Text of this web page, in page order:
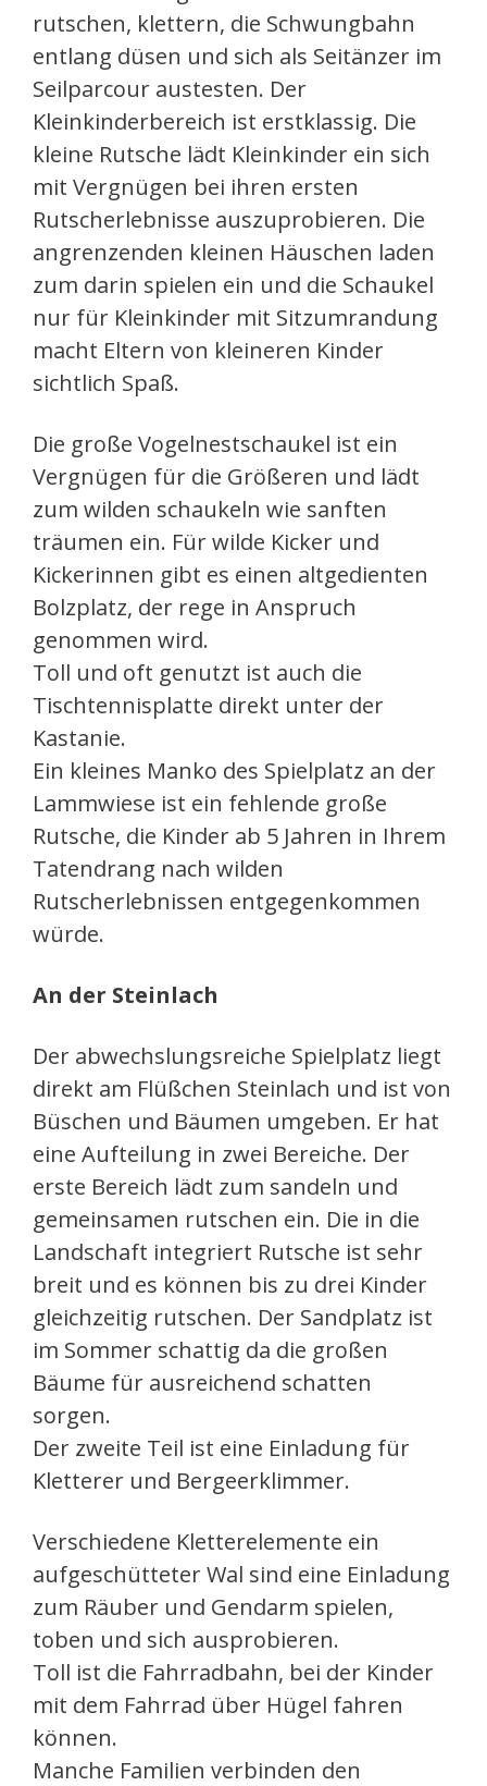
rutschen, klettern, die Schwungbahn
entlang düsen und sich als Seitänzer im
Seilparcour austesten. Der
Kleinkinderbereich ist erstklassig. Die
kleine Rutsche lädt Kleinkinder ein sich
mit Vergnügen bei ihren ersten
Rutscherlebnisse auszuprobieren. Die
angrenzenden kleinen Häuschen laden
zum darin spielen ein und die Schaukel
nur für Kleinkinder mit Sitzumrandung
macht Eltern von kleineren Kinder
sichtlich Spaß.
Die große Vogelnestschaukel ist ein
Vergnügen für die Größeren und lädt
zum wilden schaukeln wie sanften
träumen ein. Für wilde Kicker und
Kickerinnen gibt es einen altgedienten
Bolzplatz, der rege in Anspruch
genommen wird.
Toll und oft genutzt ist auch die
Tischtennisplatte direkt unter der
Kastanie.
Ein kleines Manko des Spielplatz an der
Lammwiese ist ein fehlende große
Rutsche, die Kinder ab 5 Jahren in Ihrem
Tatendrang nach wilden
Rutscherlebnissen entgegenkommen
würde.
An der Steinlach
Der abwechslungsreiche Spielplatz liegt
direkt am Flüßchen Steinlach und ist von
Büschen und Bäumen umgeben. Er hat
eine Aufteilung in zwei Bereiche. Der
erste Bereich lädt zum sandeln und
gemeinsamen rutschen ein. Die in die
Landschaft integriert Rutsche ist sehr
breit und es können bis zu drei Kinder
gleichzeitig rutschen. Der Sandplatz ist
im Sommer schattig da die großen
Bäume für ausreichend schatten
sorgen.
Der zweite Teil ist eine Einladung für
Kletterer und Bergeerklimmer.
Verschiedene Kletterelemente ein
aufgeschütteter Wal sind eine Einladung
zum Räuber und Gendarm spielen,
toben und sich ausprobieren.
Toll ist die Fahrradbahn, bei der Kinder
mit dem Fahrrad über Hügel fahren
können.
Manche Familien verbinden den